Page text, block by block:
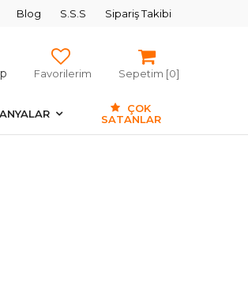
Blog S.S.S Sipariş Takibi
Favorilerim Sepetim [0]
ÇOK
SATANLAR